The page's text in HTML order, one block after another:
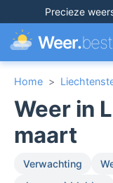
Precieze
Weer.best
Home >
Weer in
maart
Verwachting